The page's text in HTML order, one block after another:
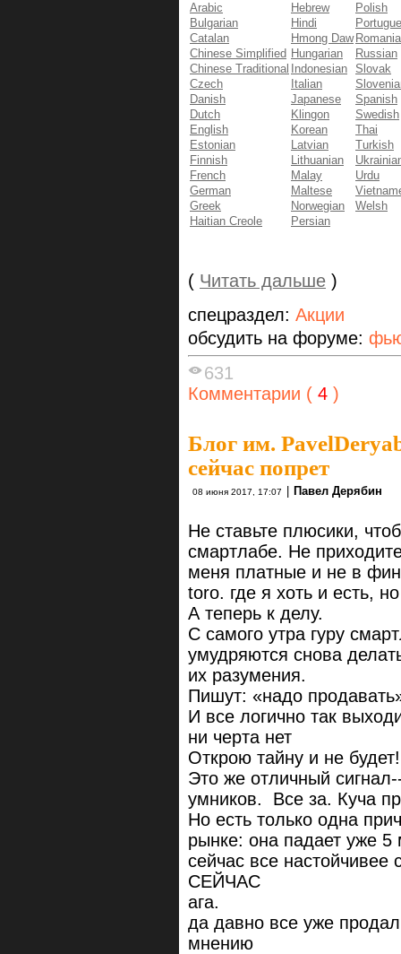
Arabic Hebrew
Polish
Bulgarian
Hindi
Catalan
Hmong Daw
Chinese Simplified Hungarian
Russian
Chinese Traditional
Indonesian Slovak
Czech
Italian
Danish
Japanese
Spanish
Dutch
Klingon
Swedish
English
Korean
Thai
Estonian
Latvian
Turkish
Finnish
Lithuanian
French
Malay
Urdu
German
Maltese
Greek
Norwegian
Welsh
Haitian Creole
Persian
( Читать дальше )
спецраздел: Акции
обсудить на форуме:
631
Комментарии ( 4 )
Блог им.
сейчас попрет
08 июня 2017, 17:07 | Павел Дерябин
Не ставьте плюсики,
смартлабе. Не
меня платные и не в
toro. где я хоть и есть,
А теперь к делу.
С самого утра гуру
умудряются снова
их разумения.
Пишут: «надо
И все логично так
ни черта нет
Открою тайну и не будет!
Это же отличный
умников. Все за. Куча
Но есть только одна
рынке: она падает уже
сейчас все настойчивее
СЕЙЧАС
ага.
да давно все уже
мнению